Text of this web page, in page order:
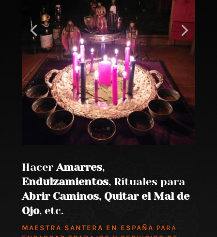
Hacer Amarres,
Endulzamientos, Rituales para
Abrir Caminos, Quitar el Mal de
Ojo, etc.
MAESTRA SANTERA EN ESPAÑA PARA